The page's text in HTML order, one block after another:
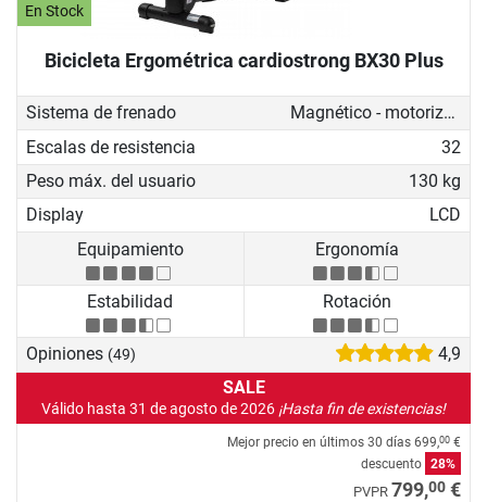
En Stock
Bicicleta Ergométrica cardiostrong BX30 Plus
Sistema de frenado
Magnético - motorizado
Escalas de resistencia
32
Peso máx. del usuario
130 kg
Display
LCD
Equipamiento
Ergonomía
Estabilidad Rotación
Opiniones (49)
4,9
SALE
Válido hasta 31 de agosto de 2026 ¡Hasta fin de existencias!
Mejor precio en últimos 30 días 699,00 €
descuento 28%
PVPR 799,00 €